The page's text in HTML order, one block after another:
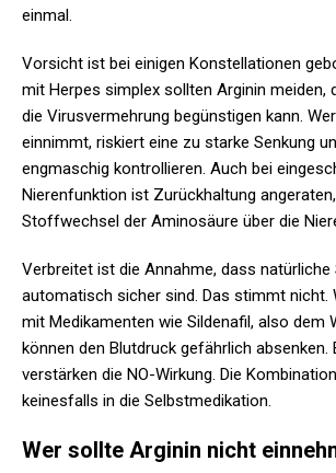
einmal.
Vorsicht ist bei einigen Konstellationen
mit Herpes simplex sollten Arginin meiden,
die Virusvermehrung begünstigen kann.
einnimmt, riskiert eine zu starke Senkung
engmaschig kontrollieren. Auch bei
Nierenfunktion ist Zurückhaltung
Stoffwechsel der Aminosäure über die
Verbreitet ist die Annahme, dass natürliche
automatisch sicher sind. Das stimmt nicht.
mit Medikamenten wie Sildenafil, also dem
können den Blutdruck gefährlich absenken.
verstärken die NO-Wirkung. Die
keinesfalls in die Selbstmedikation.
Wer sollte Arginin nicht